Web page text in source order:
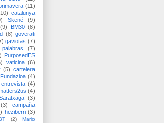
(11)
catalunya
Skené
(9)
(9) BM30 (8)
(8) goverati
gaviotas (7)
palabras
(7)
PurposedES
vaticina (6)
(5) cartelera
(4)
entrevista (4)
(4)
(3)
(3)
campaña
heziberri (3)
(2)
Mario